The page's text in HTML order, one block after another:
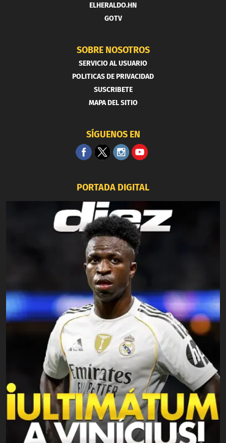
ELHERALDO.HN
GOTV
SOBRE NOSOTROS
SERVICIO AL USUARIO
POLITICAS DE PRIVACIDAD
SUSCRIBETE
MAPA DEL SITIO
SÍGUENOS EN
PORTADA DIGITAL